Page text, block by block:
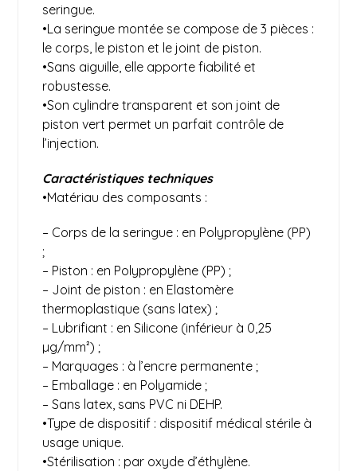
seringue.
•La seringue montée se compose de 3 pièces :
le corps, le piston et le joint de piston.
•Sans aiguille, elle apporte fiabilité et
robustesse.
•Son cylindre transparent et son joint de
piston vert permet un parfait contrôle de
l’injection.
Caractéristiques techniques
•Matériau des composants :
– Corps de la seringue : en Polypropylène (PP)
;
– Piston : en Polypropylène (PP) ;
– Joint de piston : en Elastomère
thermoplastique (sans latex) ;
– Lubrifiant : en Silicone (inférieur à 0,25
µg/mm²) ;
– Marquages : à l’encre permanente ;
– Emballage : en Polyamide ;
– Sans latex, sans PVC ni DEHP.
•Type de dispositif : dispositif médical stérile à
usage unique.
•Stérilisation : par oxyde d’éthylène.